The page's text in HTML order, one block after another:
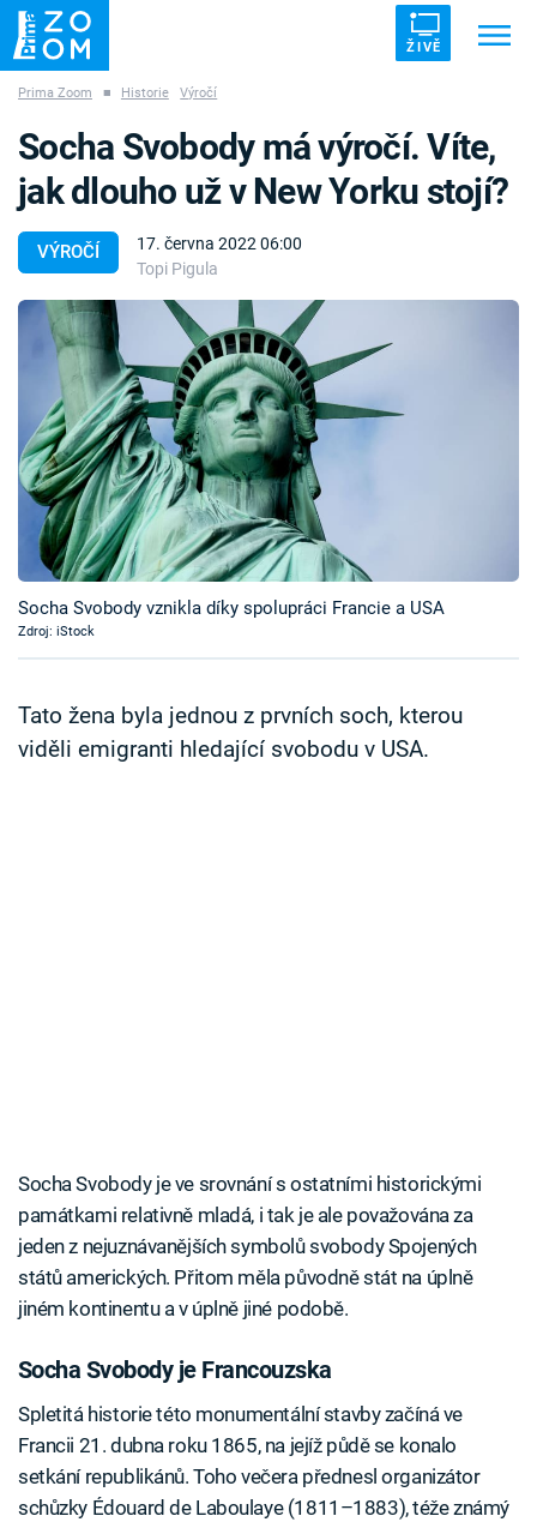
ŽIVĚ
ZÁHADY VETŘELCI DÁVNOVĚKU
Témata
Témata
Pořady
TV Program
Časopis
Sledujte prima+
Prima Zoom ■ Historie Výročí
VÝROČÍ
17. června 2022 06:00
Topi Pigula
Socha Svobody má výročí. Víte,
jak dlouho už v New Yorku stojí?
Socha Svobody vznikla díky spolupráci Francie a USA
Zdroj: iStock
Tato žena byla jednou z prvních soch, kterou
viděli emigranti hledající svobodu v USA.
Socha Svobody je ve srovnání s ostatními historickými
památkami relativně mladá, i tak je ale považována za
jeden z nejuznávanějších symbolů svobody Spojených
států amerických. Přitom měla původně stát na úplně
jiném kontinentu a v úplně jiné podobě.
Socha Svobody je Francouzska
Spletitá historie této monumentální stavby začíná ve
Francii 21. dubna roku 1865, na jejíž půdě se konalo
setkání republikánů. Toho večera přednesl organizátor
schůzky Édouard de Laboulaye (1811–1883), téže známý